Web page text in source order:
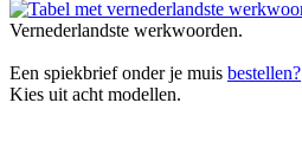
Vernederlandste werkwoorden.
Een spiekbrief onder je muis bestellen?
Kies uit acht modellen.